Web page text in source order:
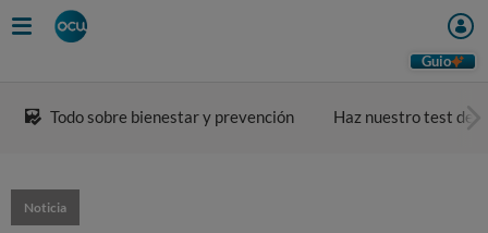
Guio
Todo sobre bienestar y prevención Haz nuestro test de
Noticia